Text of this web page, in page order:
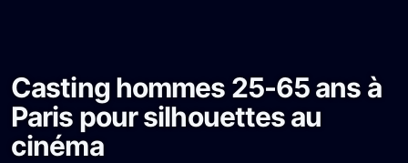
Casting hommes 25-65 ans à
Paris pour silhouettes au
cinéma